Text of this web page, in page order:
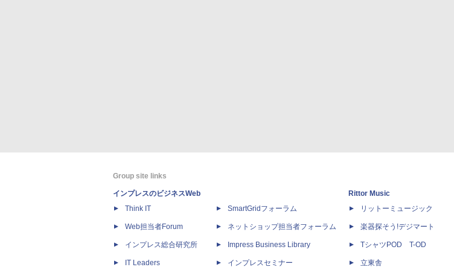
Group site links
インプレスのビジネスWeb
Think IT
Web担当者Forum
インプレス総合研究所
IT Leaders
SmartGridフォーラム
ネットショップ担当者フォーラム
Impress Business Library
インプレスセミナー
Rittor Music
リットーミュージック
楽器探そう!デジマート
TシャツPOD T-OD
立東舎